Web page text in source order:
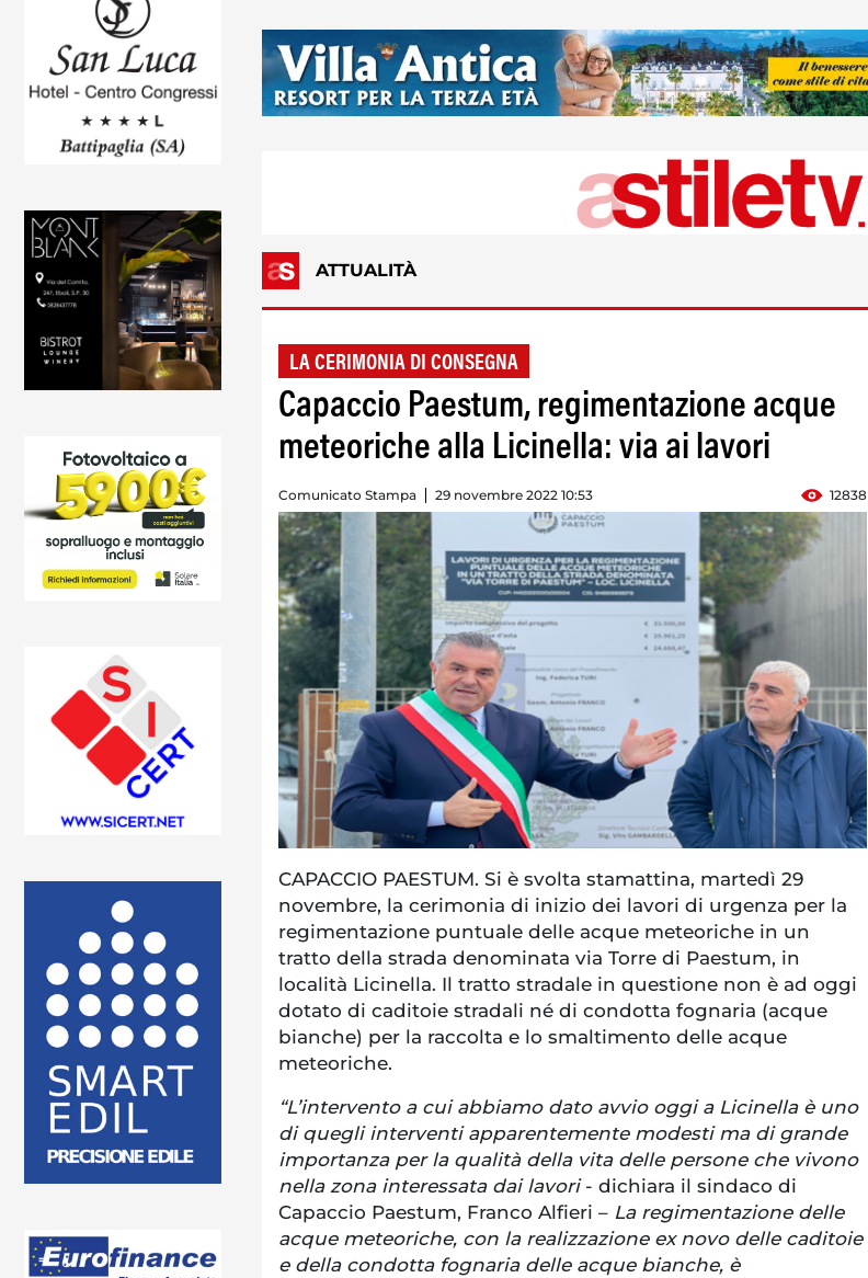
ATTUALITÀ
LA CERIMONIA DI CONSEGNA
Capaccio Paestum, regimentazione acque
meteoriche alla Licinella: via ai lavori
Comunicato Stampa 29 novembre 2022 10:53 12838
CAPACCIO PAESTUM. Si è svolta stamattina, martedì 29
novembre, la cerimonia di inizio dei lavori di urgenza per la
regimentazione puntuale delle acque meteoriche in un
tratto della strada denominata via Torre di Paestum, in
località Licinella. Il tratto stradale in questione non è ad oggi
dotato di caditoie stradali né di condotta fognaria (acque
bianche) per la raccolta e lo smaltimento delle acque
meteoriche.
“L’intervento a cui abbiamo dato avvio oggi a Licinella è uno
di quegli interventi apparentemente modesti ma di grande
importanza per la qualità della vita delle persone che vivono
nella zona interessata dai lavori - dichiara il sindaco di
Capaccio Paestum, Franco Alfieri – La regimentazione delle
acque meteoriche, con la realizzazione ex novo delle caditoie
e della condotta fognaria delle acque bianche, è